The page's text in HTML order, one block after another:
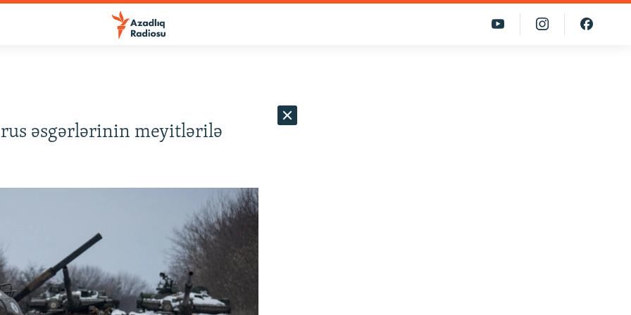
əsgərlərinin meyitlərilə